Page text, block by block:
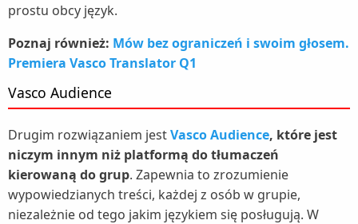
prostu obcy język.
Poznaj również: Mów bez ograniczeń i swoim głosem.
Premiera Vasco Translator Q1
Vasco Audience
Drugim rozwiązaniem jestVasco Audience, które jest
niczym innym niż platformą do tłumaczeń
kierowaną do grup. Zapewnia to zrozumienie
wypowiedzianych treści, każdej z osób w grupie,
niezależnie od tego jakim językiem się posługują. W